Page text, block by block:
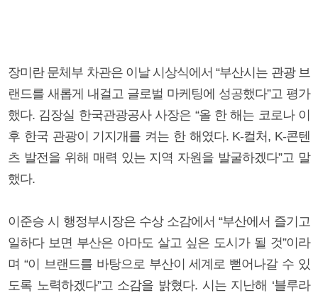
장미란 문체부 차관은 이날 시상식에서 “부산시는 관광 브
랜드를 새롭게 내걸고 글로벌 마케팅에 성공했다”고 평가
했다. 김장실 한국관광공사 사장은 “올 한 해는 코로나 이
후 한국 관광이 기지개를 켜는 한 해였다. K-컬처, K-콘텐
츠 발전을 위해 매력 있는 지역 자원을 발굴하겠다”고 말
했다.
이준승 시 행정부시장은 수상 소감에서 “부산에서 즐기고
일하다 보면 부산은 아마도 살고 싶은 도시가 될 것”이라
며 “이 브랜드를 바탕으로 부산이 세계로 뻗어나갈 수 있
도록 노력하겠다”고 소감을 밝혔다. 시는 지난해 ‘블루라